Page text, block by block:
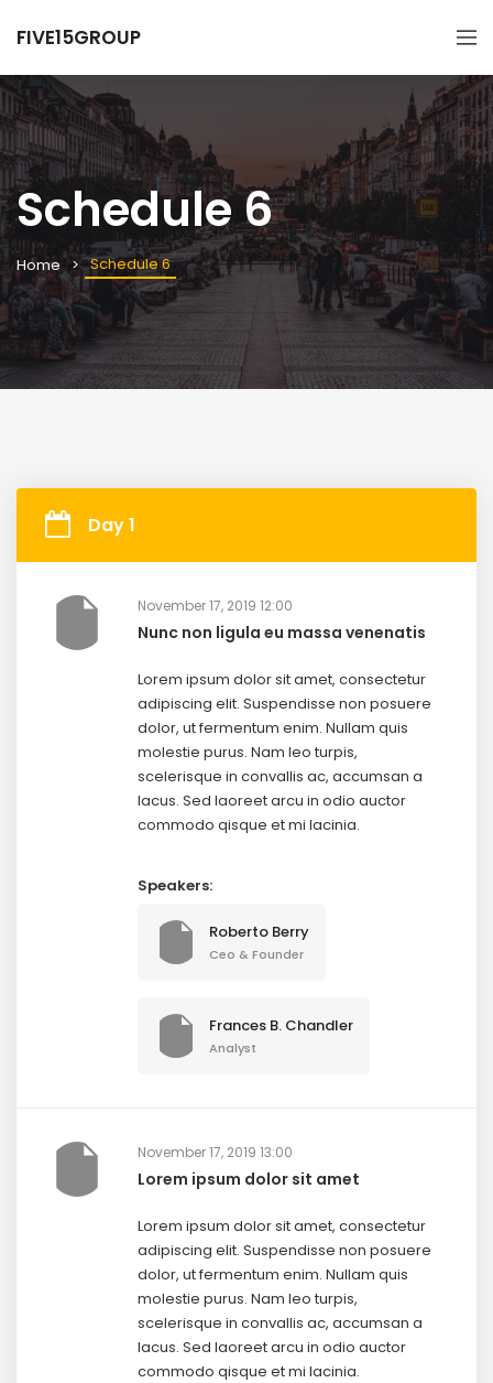
FIVE15GROUP
Schedule 6
Home Schedule 6
Day 1
November 17, 2019 12:00
Nunc non ligula eu massa venenatis
Lorem ipsum dolor sit amet, consectetur
adipiscing elit. Suspendisse non posuere
dolor, ut fermentum enim. Nullam quis
molestie purus. Nam leo turpis,
scelerisque in convallis ac, accumsan a
lacus. Sed laoreet arcu in odio auctor
commodo qisque et mi lacinia.
Speakers:
Roberto Berry
Ceo & Founder
Frances B. Chandler
Analyst
November 17, 2019 13:00
Lorem ipsum dolor sit amet
Lorem ipsum dolor sit amet, consectetur
adipiscing elit. Suspendisse non posuere
dolor, ut fermentum enim. Nullam quis
molestie purus. Nam leo turpis,
scelerisque in convallis ac, accumsan a
lacus. Sed laoreet arcu in odio auctor
commodo qisque et mi lacinia.